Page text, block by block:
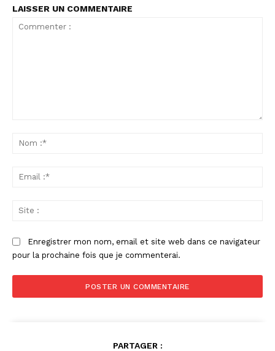
LAISSER UN COMMENTAIRE
Enregistrer mon nom, email et site web dans ce navigateur
pour la prochaine fois que je commenterai.
PARTAGER :